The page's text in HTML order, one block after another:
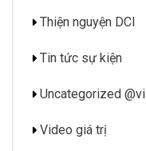
Thiện nguyện DCI
Tin tức sự kiện
Uncategorized @vi
Video giá trị